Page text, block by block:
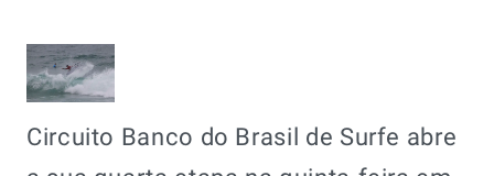
Circuito Banco do Brasil de Surfe abre